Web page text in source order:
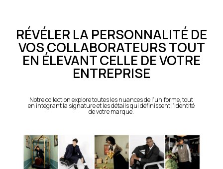
RÉVÉLER LA PERSONNALITÉ DE
VOS COLLABORATEURS TOUT
EN ÉLEVANT CELLE DE VOTRE
ENTREPRISE
Notre collection explore toutes les nuances de l’uniforme, tout
en intégrant la signature et les détails qui définissent l’identité
de votre marque.